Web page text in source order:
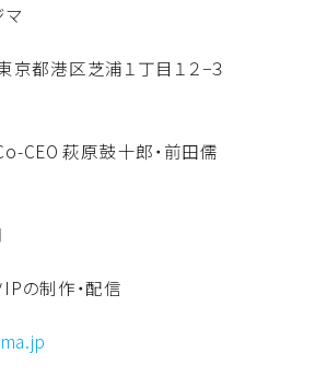
マ
京都港区芝浦１丁目１２−３
CEO 萩原鼓十郎・前田儒
の制作・配信